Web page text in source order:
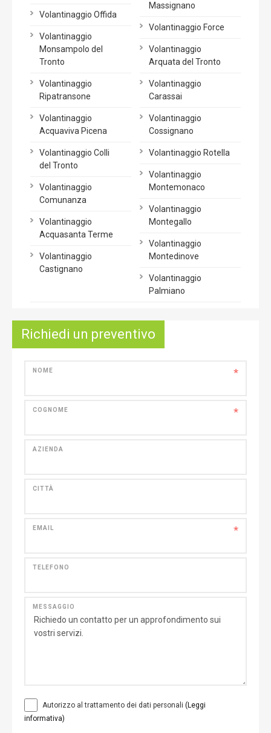
Volantinaggio Offida
Volantinaggio
Monsampolo del
Tronto
Volantinaggio
Ripatransone
Volantinaggio
Acquaviva Picena
Volantinaggio Colli
del Tronto
Volantinaggio
Comunanza
Volantinaggio
Acquasanta Terme
Volantinaggio
Castignano
Massignano
Volantinaggio Force
Volantinaggio
Arquata del Tronto
Volantinaggio
Carassai
Volantinaggio
Cossignano
Volantinaggio Rotella
Volantinaggio
Montemonaco
Volantinaggio
Montegallo
Volantinaggio
Montedinove
Volantinaggio
Palmiano
Richiedi un preventivo
*
NOME
*
COGNOME
AZIENDA
CITTÀ
*
EMAIL
TELEFONO
MESSAGGIO
Autorizzo al trattamento dei dati personali (Leggi
informativa)